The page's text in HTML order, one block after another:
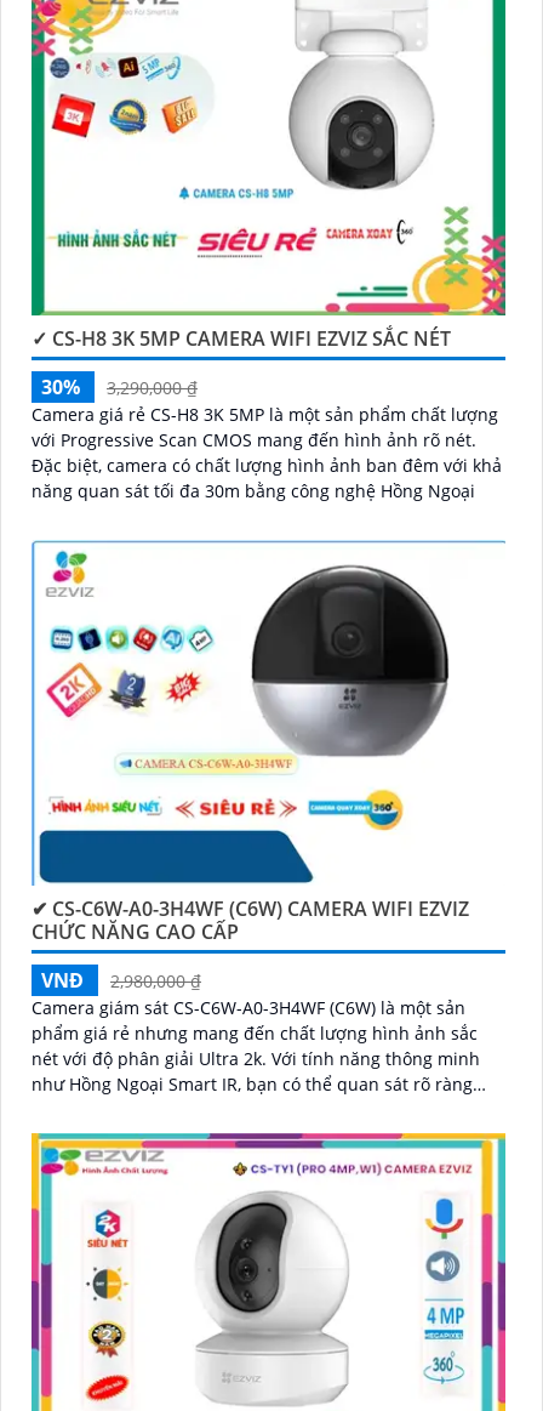
✓ CS-H8 3K 5MP CAMERA WIFI EZVIZ SẮC NÉT
30%
3,290,000 ₫
Camera giá rẻ CS-H8 3K 5MP là một sản phẩm chất lượng
với Progressive Scan CMOS mang đến hình ảnh rõ nét.
Đặc biệt, camera có chất lượng hình ảnh ban đêm với khả
năng quan sát tối đa 30m bằng công nghệ Hồng Ngoại
✔ CS-C6W-A0-3H4WF (C6W) CAMERA WIFI EZVIZ
CHỨC NĂNG CAO CẤP
VNĐ
2,980,000 ₫
Camera giám sát CS-C6W-A0-3H4WF (C6W) là một sản
phẩm giá rẻ nhưng mang đến chất lượng hình ảnh sắc
nét với độ phân giải Ultra 2k. Với tính năng thông minh
như Hồng Ngoại Smart IR, bạn có thể quan sát rõ ràng